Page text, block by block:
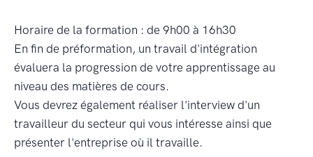
Horaire de la formation : de 9h00 à 16h30
En fin de préformation, un travail d'intégration
évaluera la progression de votre apprentissage au
niveau des matières de cours.
Vous devrez également réaliser l'interview d'un
travailleur du secteur qui vous intéresse ainsi que
présenter l'entreprise où il travaille.